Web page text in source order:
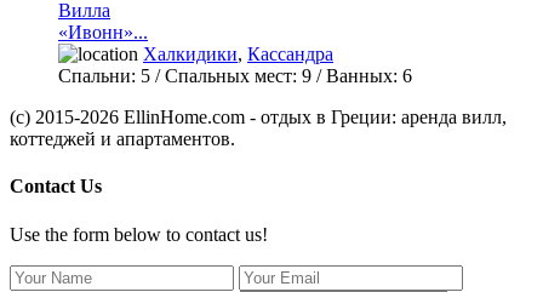
Вилла
«Ивонн»...
Халкидики, Кассандра
Спальни: 5 / Спальных мест: 9 /Ванных: 6
(c) 2015-2026 EllinHome.com - отдых в Греции: аренда вилл,
коттеджей и апартаментов.
Contact Us
Use the form below to contact us!